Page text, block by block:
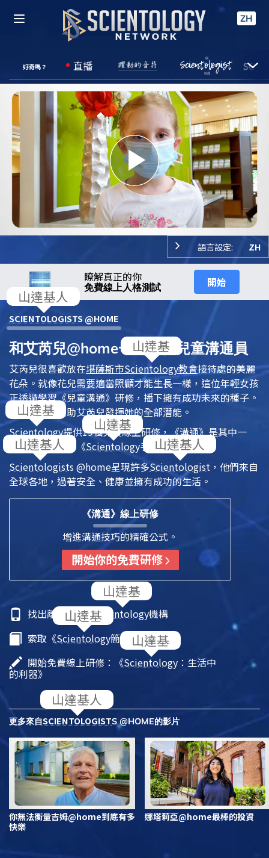
ZH
好奇嗎？ 直播
Play
Video
語言設定: ZH
瞭解真正的你
免費線上人格測試 開始
SCIENTOLOGISTS @HOME
和艾芮兒@home一起當個兒童溝通員
艾芮兒很喜歡放在堪薩斯市Scientology教會接待處的美麗
花朵。就像花兒需要適當照顧才能生長一樣，這位年輕女孩
正透過學習《兒童溝通》 研修 ，播下擁有成功未來的種子。
這樣的教育幫助艾芮兒發揮她的全部潛能。
Scientology提供19個免費線上研修，《溝通》是其中一
個，全都是基於 《Scientology手冊》中的原則。
Scientologists @home呈現許多Scientologist ，他們來自
全球各地，過著安全、健康並擁有成功的生活。
《溝通》線上研修
增進溝通技巧的精確公式。
開始你的免費研修
找出離你最近的Scientology機構
索取《Scientology簡介》小冊子
開始免費線上研修：《Scientology ：生活中
的利器》
更多來自SCIENTOLOGISTS @HOME的影片
你無法衡量吉姆@home到底有多
快樂
娜塔莉亞@home最棒的投資